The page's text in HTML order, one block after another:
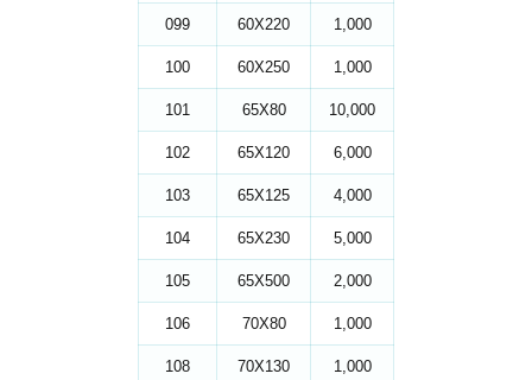
099 60X220 1,000
100 60X250 1,000
101 65X80 10,000
102 65X120 6,000
103 65X125 4,000
104 65X230 5,000
105 65X500 2,000
106 70X80 1,000
108 70X130 1,000